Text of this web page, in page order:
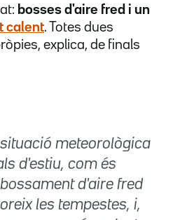
bosses d'aire fred i un
calent. Totes dues
explica, de finals
meteorològica
d'estiu, com és
d'aire fred
les tempestes, i,